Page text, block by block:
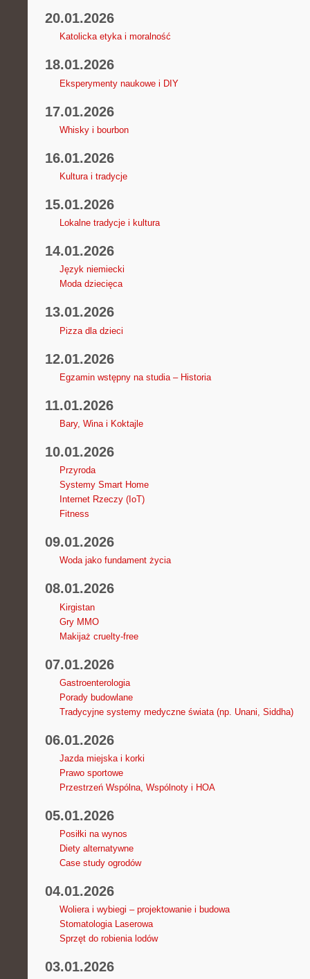
20.01.2026
Katolicka etyka i moralność
18.01.2026
Eksperymenty naukowe i DIY
17.01.2026
Whisky i bourbon
16.01.2026
Kultura i tradycje
15.01.2026
Lokalne tradycje i kultura
14.01.2026
Język niemiecki
Moda dziecięca
13.01.2026
Pizza dla dzieci
12.01.2026
Egzamin wstępny na studia – Historia
11.01.2026
Bary, Wina i Koktajle
10.01.2026
Przyroda
Systemy Smart Home
Internet Rzeczy (IoT)
Fitness
09.01.2026
Woda jako fundament życia
08.01.2026
Kirgistan
Gry MMO
Makijaż cruelty-free
07.01.2026
Gastroenterologia
Porady budowlane
Tradycyjne systemy medyczne świata (np. Unani, Siddha)
06.01.2026
Jazda miejska i korki
Prawo sportowe
Przestrzeń Wspólna, Wspólnoty i HOA
05.01.2026
Posiłki na wynos
Diety alternatywne
Case study ogrodów
04.01.2026
Woliera i wybiegi – projektowanie i budowa
Stomatologia Laserowa
Sprzęt do robienia lodów
03.01.2026